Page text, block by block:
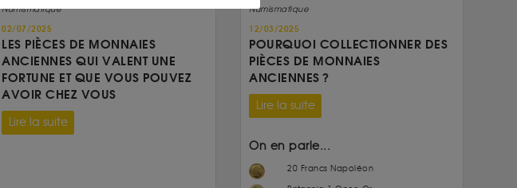
Numismatique
02/07/2025
LES PIÈCES DE MONNAIES
ANCIENNES QUI VALENT UNE
FORTUNE ET QUE VOUS POUVEZ
AVOIR CHEZ VOUS
Lire la suite
Numismatique
12/03/2025
POURQUOI COLLECTIONNER DES
PIÈCES DE MONNAIES
ANCIENNES ?
Lire la suite
On en parle...
20 Francs Napoléon